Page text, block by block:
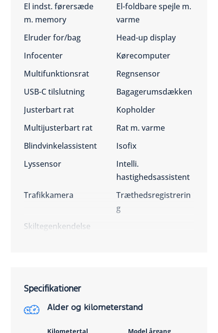
El indst. førersæde
m. memory
El-foldbare spejle m.
varme
Elruder for/bag
Head-up display
Infocenter
Kørecomputer
Multifunktionsrat
Regnsensor
USB-C tilslutning
Bagagerumsdækken
Justerbart rat
Kopholder
Multijusterbart rat
Rat m. varme
Blindvinkelassistent
Isofix
Lyssensor
Intelli.
hastighedsassistent
Trafikkamera
Træthedsregistrerin
g
Skiltegenkendelse
Specifikationer
Alder og kilometerstand
Kilometertal Model årgang